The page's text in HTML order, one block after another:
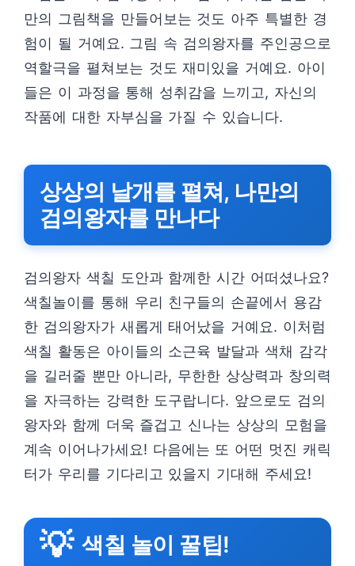
만의 그림책을 만들어보는 것도 아주 특별한 경
험이 될 거예요. 그림 속 검의왕자를 주인공으로
역할극을 펼쳐보는 것도 재미있을 거예요. 아이
들은 이 과정을 통해 성취감을 느끼고, 자신의
작품에 대한 자부심을 가질 수 있습니다.
상상의 날개를 펼쳐, 나만의
검의왕자를 만나다
검의왕자 색칠 도안과 함께한 시간 어떠셨나요?
색칠놀이를 통해 우리 친구들의 손끝에서 용감
한 검의왕자가 새롭게 태어났을 거예요. 이처럼
색칠 활동은 아이들의 소근육 발달과 색채 감각
을 길러줄 뿐만 아니라, 무한한 상상력과 창의력
을 자극하는 강력한 도구랍니다. 앞으로도 검의
왕자와 함께 더욱 즐겁고 신나는 상상의 모험을
계속 이어나가세요! 다음에는 또 어떤 멋진 캐릭
터가 우리를 기다리고 있을지 기대해 주세요!
💡 색칠 놀이 꿀팁!